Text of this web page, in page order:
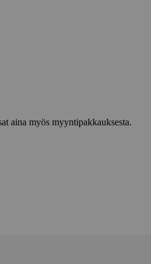
aina myös myyntipakkauksesta.